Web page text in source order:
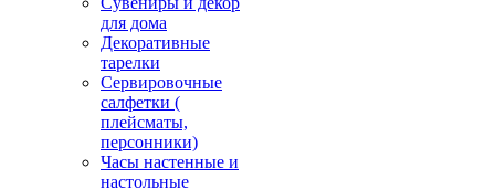
для дома
Декоративные
тарелки
Сервировочные
салфетки (
плейсматы,
персонники)
Часы настенные и
настольные